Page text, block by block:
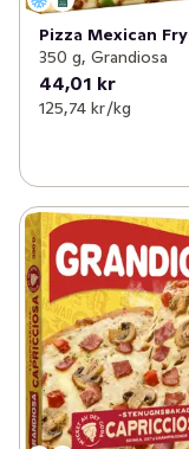
Pizza Mexican
350 g, Grandiosa
44,01 kr
125,74 kr /kg